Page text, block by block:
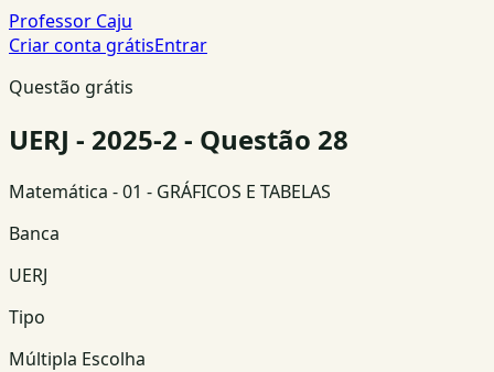
Professor Caju
Criar conta grátisEntrar
Questão grátis
UERJ - 2025-2 - Questão 28
Matemática - 01 - GRÁFICOS E TABELAS
Banca
UERJ
Tipo
Múltipla Escolha